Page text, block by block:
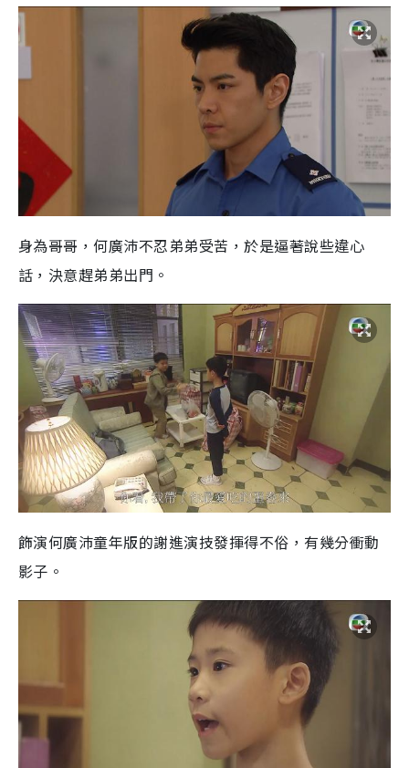
身為哥哥，何廣沛不忍弟弟受苦，於是逼著說些違心
話，決意趕弟弟出門。
飾演何廣沛童年版的謝進演技發揮得不俗，有幾分衝動
影子。